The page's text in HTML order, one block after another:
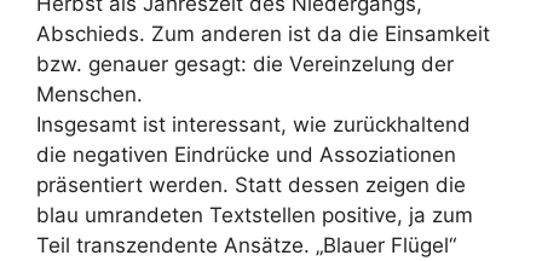
Abschieds. Zum anderen ist da die Einsamkeit
bzw. genauer gesagt: die Vereinzelung der
Menschen.
Insgesamt ist interessant, wie zurückhaltend
die negativen Eindrücke und Assoziationen
präsentiert werden. Statt dessen zeigen die
blau umrandeten Textstellen positive, ja zum
Teil transzendente Ansätze. „Blauer Flügel“